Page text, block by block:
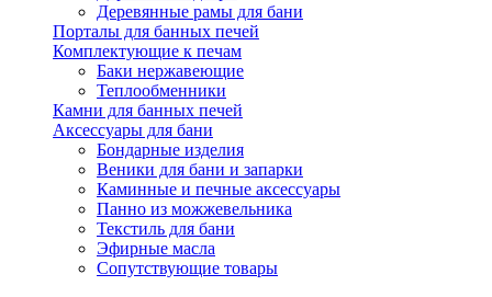
Деревянные рамы для бани
Порталы для банных печей
Комплектующие к печам
Баки нержавеющие
Теплообменники
Камни для банных печей
Аксессуары для бани
Бондарные изделия
Веники для бани и запарки
Каминные и печные аксессуары
Панно из можжевельника
Текстиль для бани
Эфирные масла
Сопутствующие товары